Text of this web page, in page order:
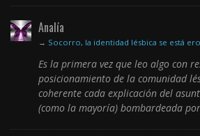
Analía
→ Socorro, la identidad lésbica se está
Es la primera vez que leo algo con
posicionamiento de la comunidad
coherente cada explicación del
(como la mayoría) bombardeada